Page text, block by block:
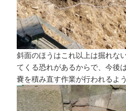
斜面のほうはこれ以上は掘れな
てくる恐れがあるからで、今後
嚢を積み直す作業が行われるよう